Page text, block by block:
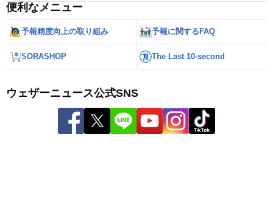
便利なメニュー
予報精度向上の取り組み 予報に関するFAQ
SORASHOP The Last 10-second
ウェザーニュース公式SNS